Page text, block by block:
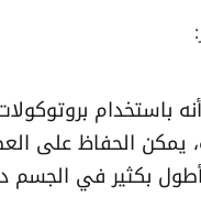
باستخدام
يمكن الحفاظ على
أطول بكثير في